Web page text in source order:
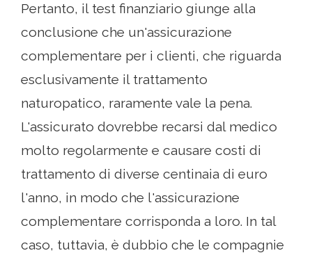
Pertanto, il test finanziario giunge alla
conclusione che un'assicurazione
complementare per i clienti, che riguarda
esclusivamente il trattamento
naturopatico, raramente vale la pena.
L'assicurato dovrebbe recarsi dal medico
molto regolarmente e causare costi di
trattamento di diverse centinaia di euro
l'anno, in modo che l'assicurazione
complementare corrisponda a loro. In tal
caso, tuttavia, è dubbio che le compagnie